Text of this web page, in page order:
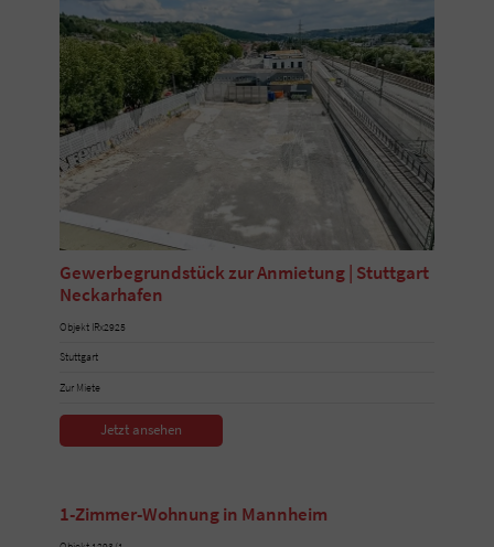
Gewerbegrundstück zur Anmietung | Stuttgart
Neckarhafen
Objekt IRx2925
Stuttgart
Zur Miete
Jetzt ansehen
1-Zimmer-Wohnung in Mannheim